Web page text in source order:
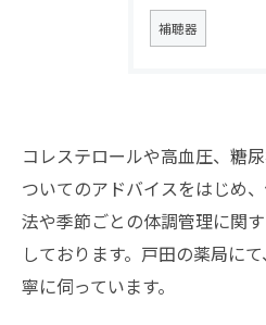
補聴器
コレステロールや高血圧、糖
ついてのアドバイスをはじめ
法や季節ごとの体調管理に関
しております。戸田の薬局に
寧に伺っています。
お問い合わせ